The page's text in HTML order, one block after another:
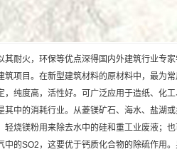
耐火，环保等优点深得国内外建筑行业专
项目。在新型建筑材料的原材料中，最为
纯度高，活性好。可广泛应用于造纸、化
其中的消耗行业。从菱镁矿石、海水、盐湖
烧镁粉用来除去水中的硅和重工业废液；
中的SO2，这要优于钙质化合物的除硫作用